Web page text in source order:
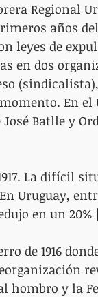
Regional
años
leyes de
en dos
En el
Batlle y
La difícil
Uruguay, entre
en un 20%
de 1916
hombro y la